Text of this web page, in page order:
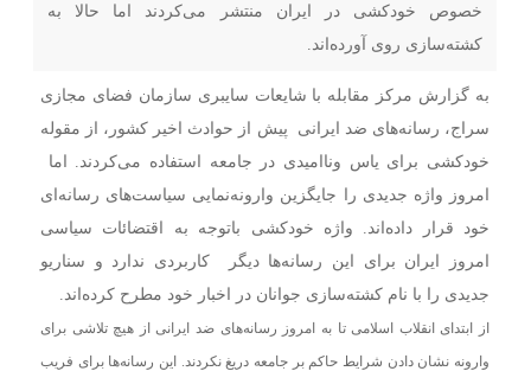
خصوص خودکشی در ایران منتشر می‌کردند اما حالا به
کشته‌سازی روی آورده‌اند.
به گزارش مرکز مقابله با شایعات سایبری سازمان فضای مجازی
سراج، رسانه‌های ضد ایرانی پیش از حوادث اخیر کشور، از مقوله
خودکشی برای یاس و‌ناامیدی در جامعه استفاده می‌کردند. اما
امروز واژه جدیدی را جایگزین وارونه‌نمایی سیاست‌های رسانه‌ای
خود قرار داد‌ه‌اند. واژه خودکشی باتوجه به اقتضائات سیاسی
امروز ایران برای این رسانه‌ها دیگر کاربردی ندارد و سناریو
جدیدی را با نام کشته‌سازی جوانان در اخبار خود مطرح کرده‌اند.
از ابتدای انقلاب اسلامی تا به امروز رسانه‌های ضد ایرانی از هیچ تلاشی برای
وارونه نشان دادن شرایط حاکم بر جامعه دریغ نکردند. این رسانه‌ها برای فریب